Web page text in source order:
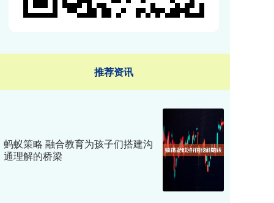
推荐资讯
蚂蚁策略 融合教育为孩子们搭建沟
通理解的桥梁